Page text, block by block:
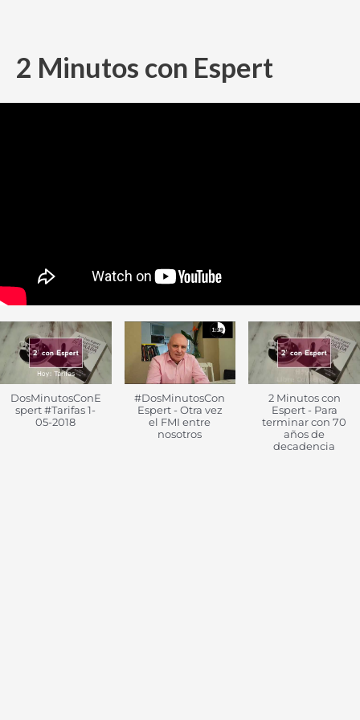
contenido
2 Minutos con Espert
DosMinutosConE
spert #Tarifas 1-
05-2018
#DosMinutosCon
Espert - Otra vez
el FMI entre
nosotros
2 Minutos con
Espert - Para
terminar con 70
años de
decadencia